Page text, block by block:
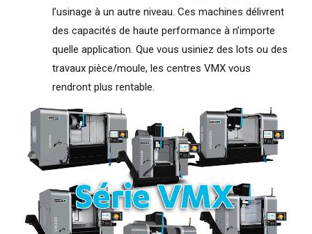
l’usinage à un autre niveau. Ces machines délivrent
des capacités de haute performance à n’importe
quelle application. Que vous usiniez des lots ou des
travaux pièce/moule, les centres VMX vous
rendront plus rentable.